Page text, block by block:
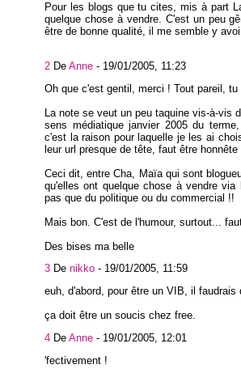
Pour les blogs que tu cites, mis à part
quelque chose à vendre. C'est un peu
être de bonne qualité, il me semble y
2 De Anne - 19/01/2005, 11:23
Oh que c'est gentil, merci ! Tout pareil, tu
La note se veut un peu taquine vis-à-vis
sens médiatique janvier 2005 du
c'est la raison pour laquelle je les ai
leur url presque de tête, faut être honnête
Ceci dit, entre Cha, Maïa qui sont
qu'elles ont quelque chose à vendre
pas que du politique ou du commercial !!
Mais bon. C'est de l'humour, surtout...
Des bises ma belle
3 De nikko - 19/01/2005, 11:59
euh, d'abord, pour être un VIB, il
ça doit être un soucis chez free.
4 De Anne - 19/01/2005, 12:01
'fectivement !